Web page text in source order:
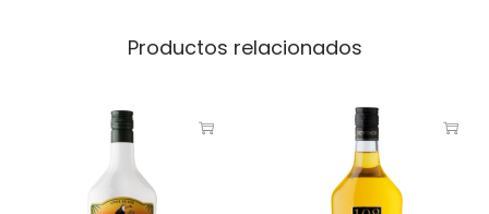
Productos relacionados